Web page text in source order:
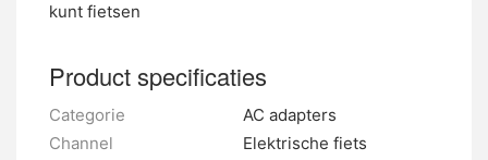
kunt fietsen
Product specificaties
Categorie
AC adapters
Channel
Elektrische fiets